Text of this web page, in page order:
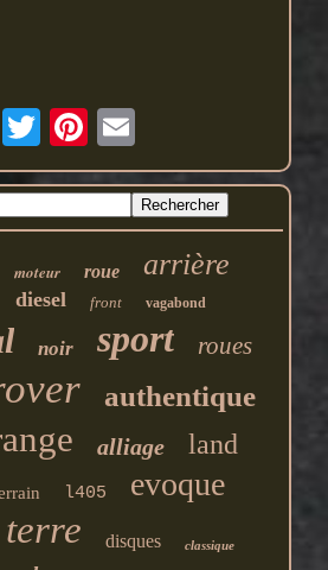
moteur roue arrière
diesel front vagabond
noir sport roues
authentique
alliage land
l405 evoque
terre disques classique